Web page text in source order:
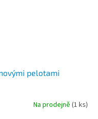
pelotami
Na prodejně (1 ks)